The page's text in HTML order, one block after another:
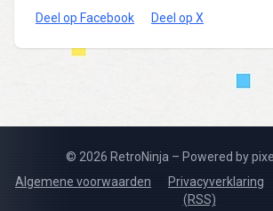
Deel op Facebook Deel op X
© 2026 RetroNinja – Powered by
Algemene voorwaarden
Privacyverklaring
(RSS)